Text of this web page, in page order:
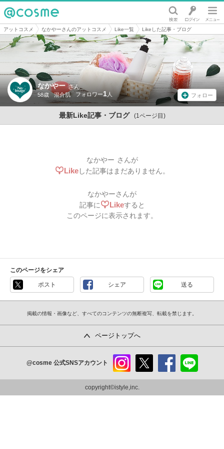
@cosme
アットコスメ なかやーさんのアットコスメ Like一覧 Likeした記事・ブログ
なかやー さん
58歳 混合肌 1 フォロー
最新Like記事・ブログ (1ページ目)
なかやー さんが
Likeした記事はまだありません。
なかやーさんが
記事に
Likeすると
このページに表示されます。
このページをシェア
ポスト シェア 送る
掲載の情報・画像など、すべてのコンテンツの無断複写、転載を禁じます。
ページトップへ
@cosme 公式SNSアカウント
ram
copyright©istyle,inc.